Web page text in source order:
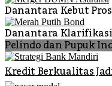
Danantara Kebut
Danantara
Pelindo dan Pupuk
Kredit Berkualitas